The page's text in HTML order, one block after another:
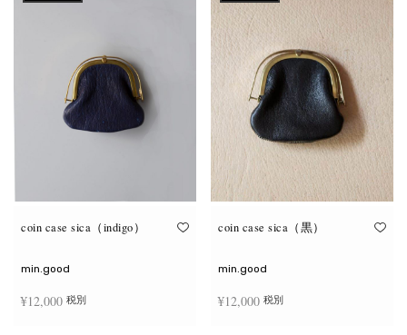
coin case sica（indigo）
min.good
¥12,000 税別
coin case sica（黒）
min.good
¥12,000 税別